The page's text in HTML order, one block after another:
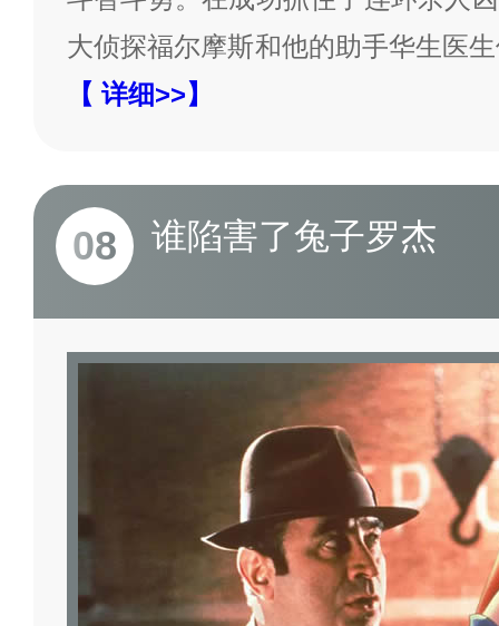
大侦探福尔摩斯和他的助手华生医
【 详细>>】
08 谁陷害了兔子罗杰